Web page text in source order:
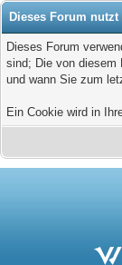
Dieses Forum nutzt
Dieses Forum
sind; Die von diesem
und wann Sie zum
Ein Cookie wird in